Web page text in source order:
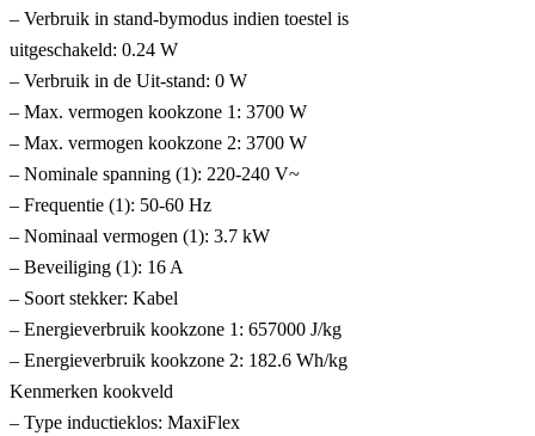
– Verbruik in stand-bymodus indien toestel is
uitgeschakeld: 0.24 W
– Verbruik in de Uit-stand: 0 W
– Max. vermogen kookzone 1: 3700 W
– Max. vermogen kookzone 2: 3700 W
– Nominale spanning (1): 220-240 V~
– Frequentie (1): 50-60 Hz
– Nominaal vermogen (1): 3.7 kW
– Beveiliging (1): 16 A
– Soort stekker: Kabel
– Energieverbruik kookzone 1: 657000 J/kg
– Energieverbruik kookzone 2: 182.6 Wh/kg
Kenmerken kookveld
– Type inductieklos: MaxiFlex